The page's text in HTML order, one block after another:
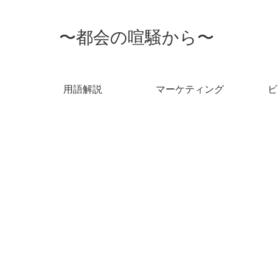
〜都会の喧騒から〜
用語解説 マーケティング